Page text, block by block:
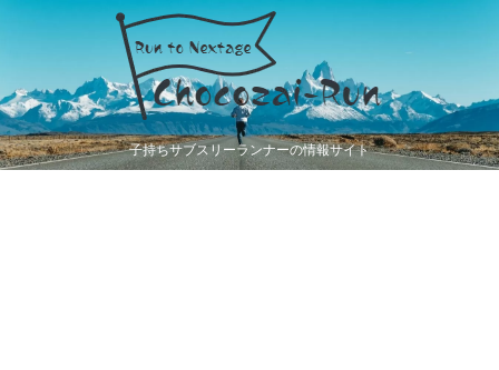
子持ちサブスリーランナーの情報サイト